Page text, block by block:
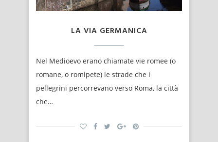
LA VIA GERMANICA
Nel Medioevo erano chiamate vie romee (o
romane, o romipete) le strade che i
pellegrini percorrevano verso Roma, la città
che…